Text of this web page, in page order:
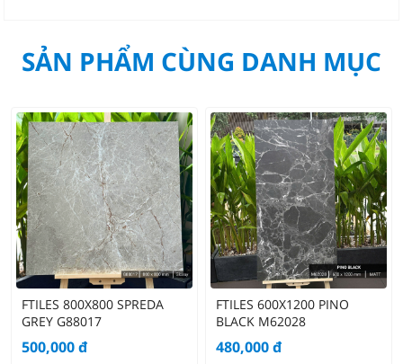
SẢN PHẨM CÙNG DANH MỤC
FTILES 800X800 SPREDA
GREY G88017
500,000đ
FTILES 600X1200 PINO
BLACK M62028
480,000đ